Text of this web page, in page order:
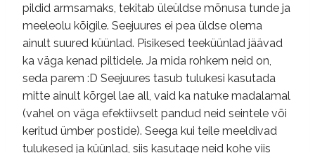
pildid armsamaks, tekitab üleüldse mõnusa tunde ja
meeleolu kõigile. Seejuures ei pea üldse olema
ainult suured küünlad. Pisikesed teeküünlad jäävad
ka väga kenad piltidele. Ja mida rohkem neid on,
seda parem :D Seejuures tasub tulukesi kasutada
mitte ainult kõrgel lae all, vaid ka natuke madalamal
(vahel on väga efektiivselt pandud neid seintele või
keritud ümber postide). Seega kui teile meeldivad
tulukesed ja küünlad, siis kasutage neid kohe viis